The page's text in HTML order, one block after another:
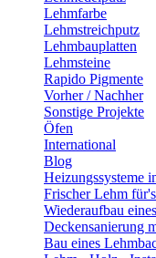
Lehmfarbe
Lehmstreichputz
Lehmbauplatten
Lehmsteine
Rapido Pigmente
Vorher / Nachher
Sonstige Projekte
Öfen
International
Blog
Heizungssysteme
Frischer Lehm
Wiederaufbau
Deckensanierung
Bau eines